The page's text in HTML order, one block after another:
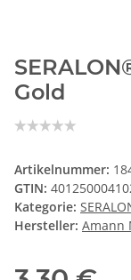
Gold
Artikelnummer:
GTIN:
Kategorie:
Hersteller: Amann